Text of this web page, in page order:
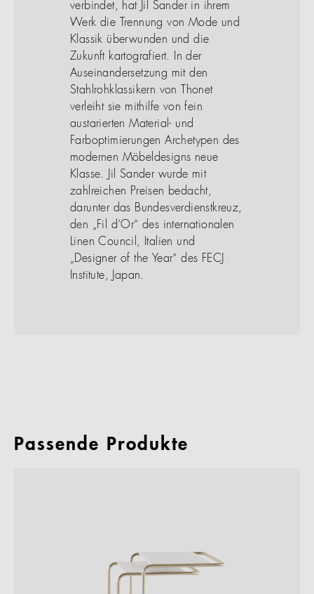
verbindet, hat Jil Sander in ihrem
Werk die Trennung von Mode und
Klassik überwunden und die
Zukunft kartografiert. In der
Auseinandersetzung mit den
Stahlrohklassikern von Thonet
verleiht sie mithilfe von fein
austarierten Material- und
Farboptimierungen Archetypen des
modernen Möbeldesigns neue
Klasse. Jil Sander wurde mit
zahlreichen Preisen bedacht,
darunter das Bundesverdienstkreuz,
den „Fil d’Or“ des internationalen
Linen Council, Italien und
„Designer of the Year“ des FECJ
Institute, Japan.
Passende Produkte